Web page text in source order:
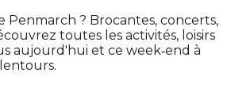
Penmarch ? Brocantes, concerts,
toutes les activités, loisirs
aujourd'hui et ce week‑end à